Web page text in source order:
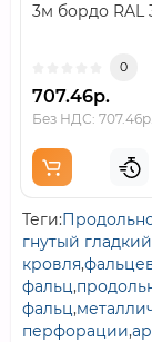
3м бордо RAL
0
707.46р.
Без НДС: 707.46р.
Теги:
гнутый
кровля,
фальц,
фальц,
перфорации,